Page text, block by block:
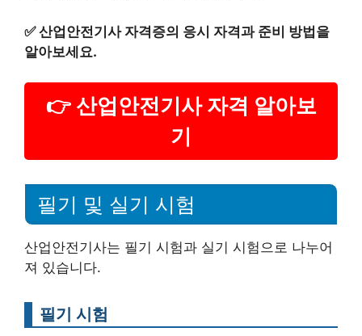
✅산업안전기사 자격증의 응시 자격과 준비 방법을
알아보세요.
👉 산업안전기사 자격 알아보
기
필기 및 실기 시험
산업안전기사는 필기 시험과 실기 시험으로 나누어
져 있습니다.
필기 시험